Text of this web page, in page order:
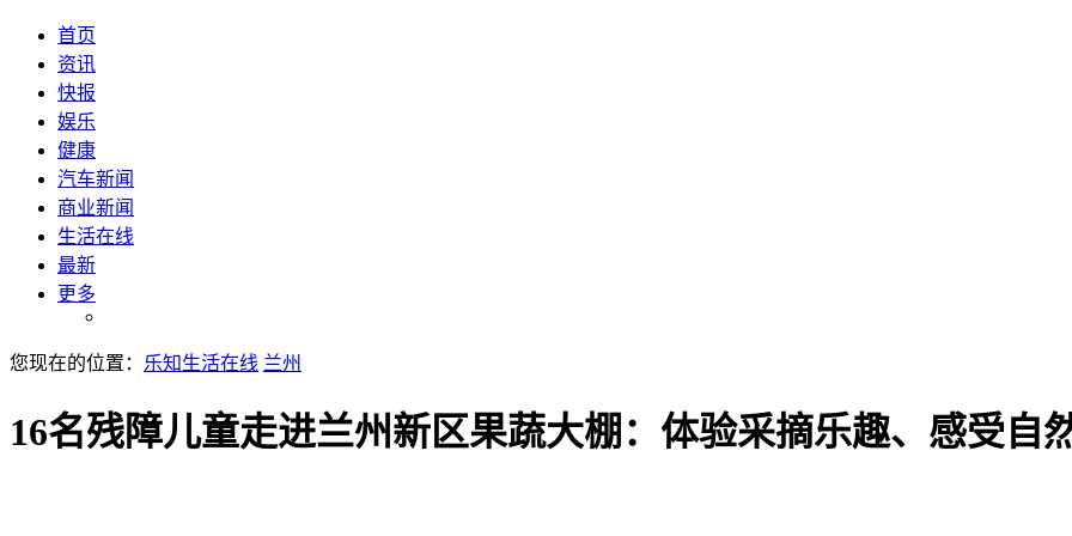
首页
资讯
快报
娱乐
健康
汽车新闻
商业新闻
生活在线
最新
更多
您现在的位置： 乐知生活在线 兰州
16名残障儿童走进兰州新区果蔬大棚：体验采摘乐趣、感受自